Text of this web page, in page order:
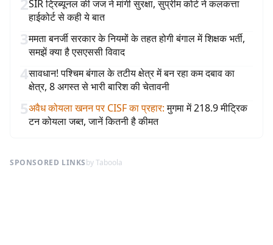
SIR ट्रिब्यूनल की जज ने मांगी सुरक्षा, सुप्रीम कोर्ट ने कलकत्ता
हाईकोर्ट से कही ये बात
3ममता बनर्जी सरकार के नियमों के तहत होगी बंगाल में शिक्षक भर्ती,
समझें क्या है एसएससी विवाद
4सावधान! पश्चिम बंगाल के तटीय क्षेत्र में बन रहा कम दबाव का
क्षेत्र, 8 अगस्त से भारी बारिश की चेतावनी
5अवैध कोयला खनन पर CISF का प्रहार: मुगमा में 218.9 मीट्रिक
टन कोयला जब्त, जानें कितनी है कीमत
SPONSORED LINKSby Taboola